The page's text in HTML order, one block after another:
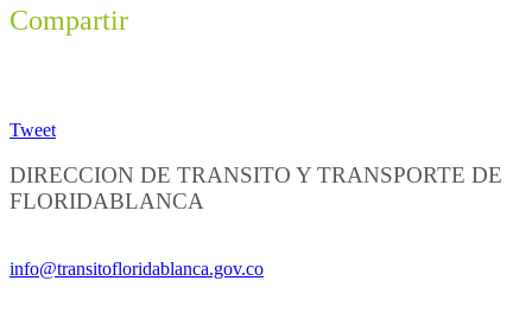
Compartir
Tweet
DIRECCION DE TRANSITO Y TRANSPORTE DE
FLORIDABLANCA
info@transitofloridablanca.gov.co